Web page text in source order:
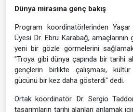
Dünya mirasına genç bakış
Program koordinatörlerinden
Üyesi Dr. Ebru Karabağ,
yeni bir gözle görmelerini
"Troya gibi dünya çapında bir tarihi
gençlerin birlikte çalışması, kültür
gücünü bir kez daha gösterdi" dedi.
Ortak koordinatör Dr. Sergio
tasarımların tarihi alanları anlamak